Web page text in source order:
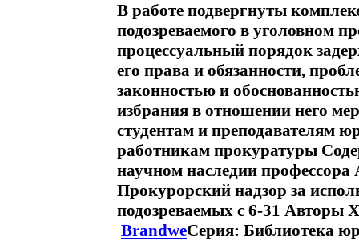
В работе подвергнуты
подозреваемого в уголовном
процессуальный порядок
его права и обязанности,
законностью и
избрания в отношении него
студентам и преподавателям
работникам прокуратуры
научном наследии
Прокурорский надзор за
подозреваемых c 6-31 Авторы
BrandweСерия: Библиотека